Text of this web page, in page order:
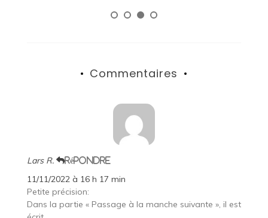
Commentaires
Lars R. Répondre
11/11/2022 à 16 h 17 min
Petite précision:
Dans la partie « Passage à la manche suivante », il est